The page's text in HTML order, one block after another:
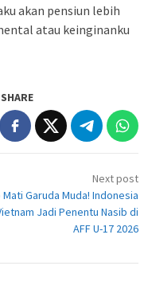
akan pensiun lebih
atau keinginanku
SHARE
Next post
Mati Garuda Muda! Indonesia
Jadi Penentu Nasib di
AFF U-17 2026